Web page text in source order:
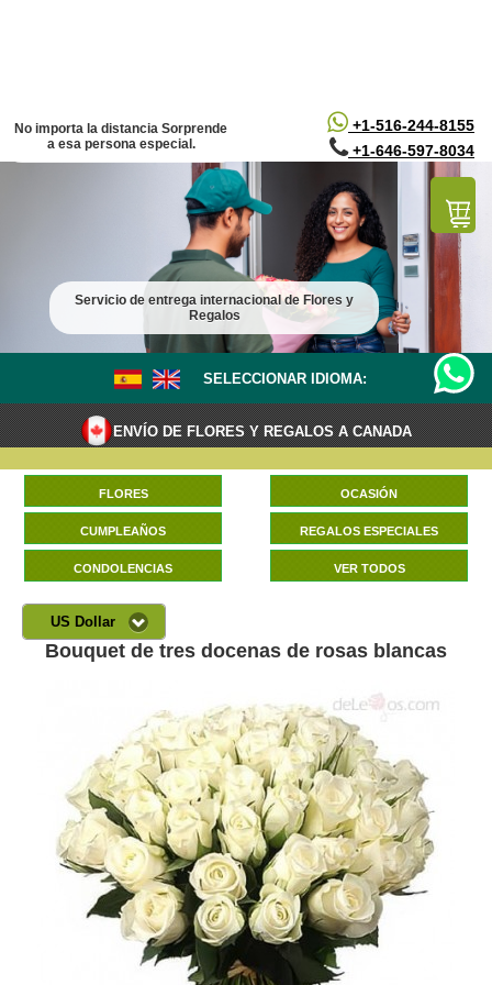
+1-516-244-8155
+1-646-597-8034
No importa la distancia Sorprende
a esa persona especial.
Servicio de entrega internacional de Flores y
Regalos
SELECCIONAR IDIOMA:
ENVÍO DE FLORES Y REGALOS A CANADA
FLORES OCASIÓN
CUMPLEAÑOS REGALOS ESPECIALES
CONDOLENCIAS VER TODOS
US Dollar
Bouquet de tres docenas de rosas blancas